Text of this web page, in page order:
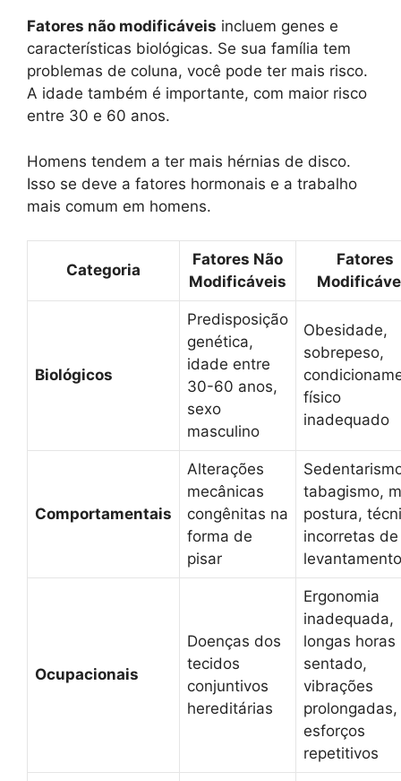
Fatores não modificáveis incluem genes e
características biológicas. Se sua família tem
problemas de coluna, você pode ter mais risco.
A idade também é importante, com maior risco
entre 30 e 60 anos.
Homens tendem a ter mais hérnias de disco.
Isso se deve a fatores hormonais e a trabalho
mais comum em homens.
Categoria
Fatores Não
Modificáveis
Fatores
Biológicos
Predisposição
genética,
idade entre
30-60 anos,
sexo
masculino
Obesidade,
sobrepeso,
físico
inadequado
Comportamentais
Alterações
mecânicas
congênitas na
forma de
pisar
tabagismo,
postura,
incorretas de
levantamento
Ocupacionais
Doenças dos
tecidos
conjuntivos
hereditárias
Ergonomia
inadequada,
longas horas
sentado,
vibrações
prolongadas,
esforços
repetitivos